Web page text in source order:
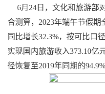
6月24日，文化和旅游部
合测算，2023年端午节假期
同比增长32.3%，按可比口
实现国内旅游收入373.10亿
径恢复至2019年同期的94.9%